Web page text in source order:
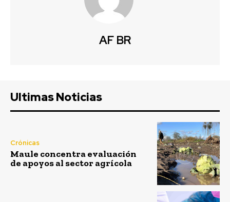
AF BR
Ultimas Noticias
Crónicas
Maule concentra evaluación
de apoyos al sector agrícola